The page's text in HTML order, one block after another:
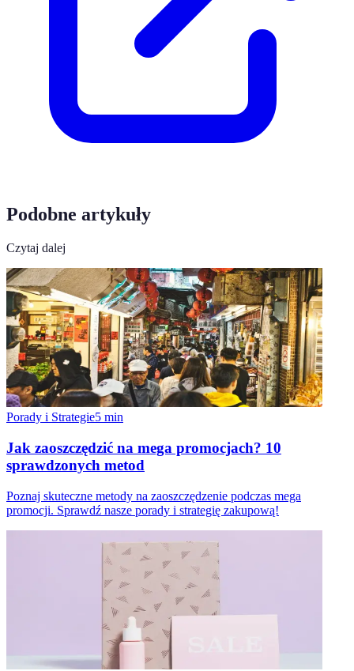
Podobne artykuły
Czytaj dalej
Porady i Strategie5 min
Jak zaoszczędzić na mega promocjach? 10
sprawdzonych metod
Poznaj skuteczne metody na zaoszczędzenie podczas mega
promocji. Sprawdź nasze porady i strategię zakupową!